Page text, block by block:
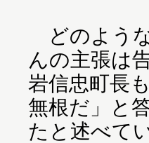
どのよう
んの主張は
岩信忠町長
無根だ」と
たと述べて